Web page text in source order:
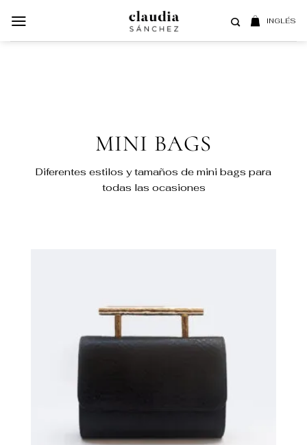
contenido
INGLÉS
MINI BAGS
Diferentes estilos y tamaños de mini bags para
todas las ocasiones